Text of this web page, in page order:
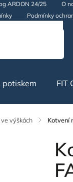
ARDON 24/25 O
Podmínky
potiskem FIT
výškách / Kotvení